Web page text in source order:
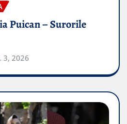
Puican – Surorile
3, 2026